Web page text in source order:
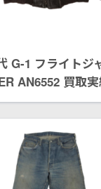
G-1 フライトジ
AN6552 買取